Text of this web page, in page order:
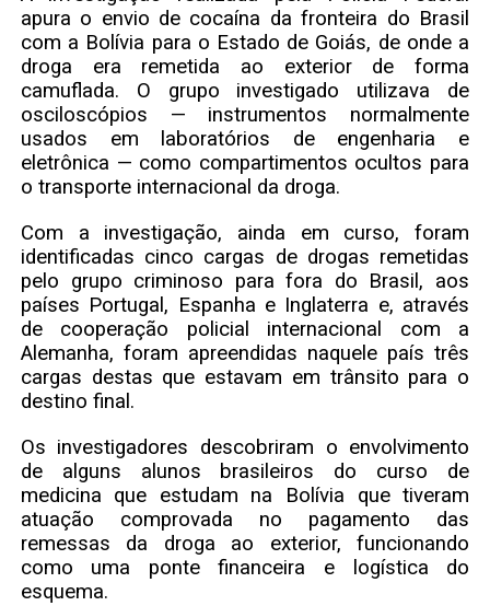
apura o envio de cocaína da fronteira do Brasil
com a Bolívia para o Estado de Goiás, de onde a
droga era remetida ao exterior de forma
camuflada. O grupo investigado utilizava de
osciloscópios — instrumentos normalmente
usados em laboratórios de engenharia e
eletrônica — como compartimentos ocultos para
o transporte internacional da droga.
Com a investigação, ainda em curso, foram
identificadas cinco cargas de drogas remetidas
pelo grupo criminoso para fora do Brasil, aos
países Portugal, Espanha e Inglaterra e, através
de cooperação policial internacional com a
Alemanha, foram apreendidas naquele país três
cargas destas que estavam em trânsito para o
destino final.
Os investigadores descobriram o envolvimento
de alguns alunos brasileiros do curso de
medicina que estudam na Bolívia que tiveram
atuação comprovada no pagamento das
remessas da droga ao exterior, funcionando
como uma ponte financeira e logística do
esquema.